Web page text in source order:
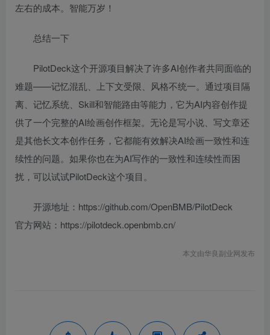
左右的成本。智能万岁！
总结一下
PilotDeck这个开源项目解决了许多AI创作者共同面临的
难题——记忆混乱、上下文受限、风格不统一。通过项目隔
离、记忆系统、Skill和智能路由等能力，它为AI内容创作提
供了一个完整的AI绘画创作框架。无论是写小说、写文章还
是其他长文本创作任务，它都能有效解决AI绘画一致性和连
续性的问题。如果你也在为AI写作的一致性和连续性而困
扰，可以试试PilotDeck这个项目。
开源地址：https://github.com/OpenBMB/PilotDeck
官方网站：https://pilotdeck.openbmb.cn/
本文由华良副业网发布